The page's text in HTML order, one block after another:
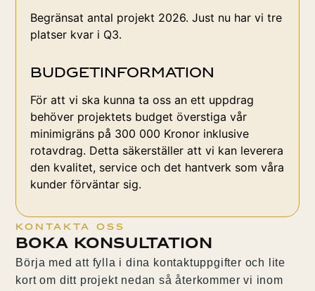
Kontakta Oss
Boka konsultation
Börja med att fylla i dina kontaktuppgifter och lite
kort om ditt projekt nedan så återkommer vi inom
Begränsat antal projekt 2026. Just nu har vi tre
platser kvar i Q3.
Budgetinformation
För att vi ska kunna ta oss an ett uppdrag
behöver projektets budget överstiga vår
minimigräns på 300 000 Kronor inklusive
rotavdrag. Detta säkerställer att vi kan leverera
den kvalitet, service och det hantverk som våra
kunder förväntar sig.